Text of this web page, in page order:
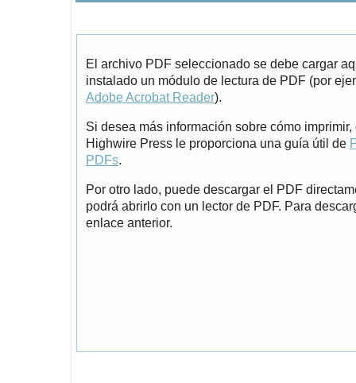
El archivo PDF seleccionado se debe cargar
instalado un módulo de lectura de PDF (por
Adobe Acrobat Reader).
Si desea más información sobre cómo
Highwire Press le proporciona una guía útil de
PDFs.
Por otro lado, puede descargar el PDF
podrá abrirlo con un lector de PDF. Para
enlace anterior.